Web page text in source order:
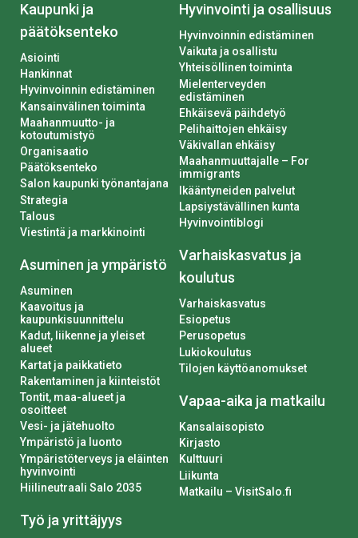
Kaupunki ja
päätöksenteko
Asiointi
Hankinnat
Hyvinvoinnin edistäminen
Kansainvälinen toiminta
Maahanmuutto- ja
kotoutumistyö
Organisaatio
Päätöksenteko
Salon kaupunki työnantajana
Strategia
Talous
Viestintä ja markkinointi
Asuminen ja ympäristö
Asuminen
Kaavoitus ja
kaupunkisuunnittelu
Kadut, liikenne ja yleiset
alueet
Kartat ja paikkatieto
Rakentaminen ja kiinteistöt
Tontit, maa-alueet ja
osoitteet
Vesi- ja jätehuolto
Ympäristö ja luonto
Ympäristöterveys ja eläinten
hyvinvointi
Hiilineutraali Salo 2035
Työ ja yrittäjyys
Hyvinvointi ja osallisuus
Hyvinvoinnin edistäminen
Vaikuta ja osallistu
Yhteisöllinen toiminta
Mielenterveyden
edistäminen
Ehkäisevä päihdetyö
Pelihaittojen ehkäisy
Väkivallan ehkäisy
Maahanmuuttajalle – For
immigrants
Ikääntyneiden palvelut
Lapsiystävällinen kunta
Hyvinvointiblogi
Varhaiskasvatus ja
koulutus
Varhaiskasvatus
Esiopetus
Perusopetus
Lukiokoulutus
Tilojen käyttöanomukset
Vapaa-aika ja matkailu
Kansalaisopisto
Kirjasto
Kulttuuri
Liikunta
Matkailu – VisitSalo.fi